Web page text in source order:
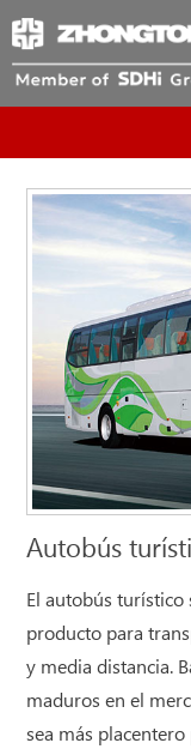
Autobús
El autobús
producto para
y media distancia.
maduros en el
sea más